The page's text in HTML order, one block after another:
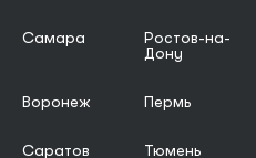
Самара
Ростов-на-
Дону
Воронеж Пермь
Саратов Тюмень